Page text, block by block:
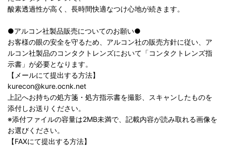
酸素透過性が高く、長時間快適なつけ心地が続きます。
●アルコン社製品販売についてのお願い●
お客様の眼の安全を守るため、アルコン社の販売方針に従い、ア
ルコン社製品のコンタクトレンズにおいて「コンタクトレンズ指
示書」が必要となります。
【メールにて提出する方法】
kurecon@kure.ocnk.net
上記へお持ちの処方箋・処方指示書を撮影、スキャンしたものを
添付しお送りください。
※添付ファイルの容量は2MB未満で、記載内容が読み取れる画像を
お選びください。
【FAXにて提出する方法】